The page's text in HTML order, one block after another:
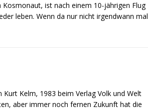
ist nach einem 10-jährigen Flug
leben. Wenn da nur nicht irgendwann mal
Kelm, 1983 beim Verlag Volk und Welt
aber immer noch fernen Zukunft hat die